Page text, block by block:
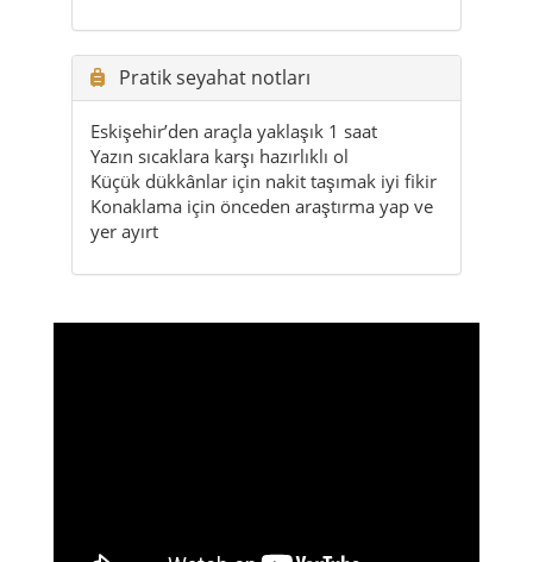
Pratik seyahat notları
Eskişehir’den araçla yaklaşık 1 saat
Yazın sıcaklara karşı hazırlıklı ol
Küçük dükkânlar için nakit taşımak iyi fikir
Konaklama için önceden araştırma yap ve
yer ayırt